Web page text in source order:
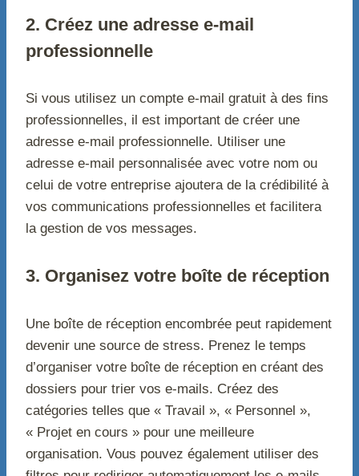
2. Créez une adresse e-mail
professionnelle
Si vous utilisez un compte e-mail gratuit à des fins
professionnelles, il est important de créer une
adresse e-mail professionnelle. Utiliser une
adresse e-mail personnalisée avec votre nom ou
celui de votre entreprise ajoutera de la crédibilité à
vos communications professionnelles et facilitera
la gestion de vos messages.
3. Organisez votre boîte de réception
Une boîte de réception encombrée peut rapidement
devenir une source de stress. Prenez le temps
d’organiser votre boîte de réception en créant des
dossiers pour trier vos e-mails. Créez des
catégories telles que « Travail », « Personnel »,
« Projet en cours » pour une meilleure
organisation. Vous pouvez également utiliser des